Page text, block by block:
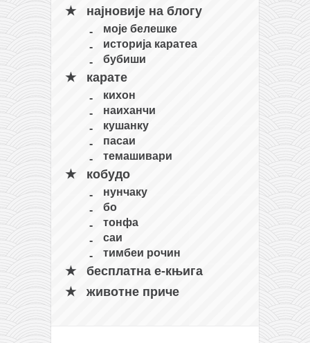
најновије на блогу
моје белешке
историја каратеа
бубиши
карате
кихон
наиханчи
кушанку
пасаи
темашивари
кобудо
нунчаку
бо
тонфа
саи
тимбеи рочин
бесплатна е-књига
животне приче